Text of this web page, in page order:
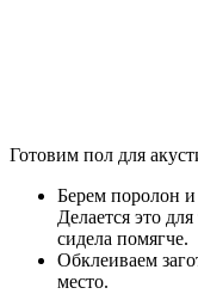
Готовим пол для
Берем поролон
Делается это
сидела помягче.
Обклеиваем
место.